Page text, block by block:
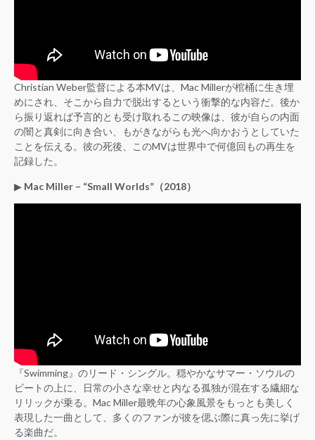
Christian Weber監督による本MVは、Mac Millerが棺桶に生き埋
めにされ、そこから自力で脱出するという衝撃的な内容だ。後か
ら振り返れば予言的とも受け取れるこの映像は、彼が自らの内面
の闇と真剣に向き合い、もがきながらも光へ向かおうとしていた
ことを伝える。彼の死後、このMVは世界中で何億回もの再生を
記録した。
▶︎ Mac Miller – “Small Worlds”（2018）
『Swimming』のリード・シングル。穏やかなサマー・ソウルの
ビートの上に、日常の小さな幸せと内なる孤独が混在する繊細な
リリックが乗る。Mac Miller最晩年の心象風景をもっとも美しく
表現した一曲として、多くのファンが彼を偲ぶ際に真っ先に挙げ
る楽曲だ。